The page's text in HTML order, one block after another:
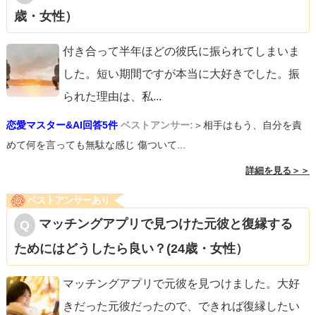
歳・女性）
付き合って半年ほどの彼氏に振られてしまいま
した。短い期間ですが本当に大好きでした。振
られた理由は、私...
恋愛マスター&AI回答5件 ベストアンサー: ＞相手はもう、自分を責
めて何を言っても無駄な感じ 傷ついて...
詳細を見る＞＞
ベストアンサーあり
マッチングアプリで見つけた元彼と復縁する
ためにはどうしたら良い？(24歳・女性）
マッチングアプリで元彼を見つけました。大好
きだった元彼だったので、できれば復縁したい